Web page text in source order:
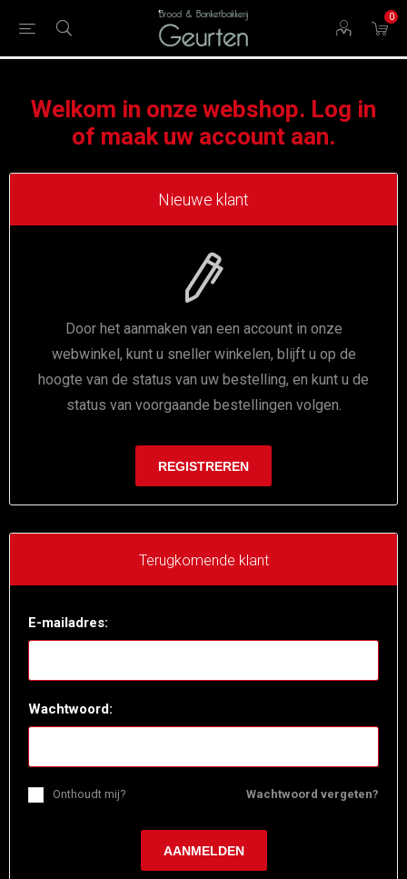
0
Welkom in onze webshop. Log in
of maak uw account aan.
Nieuwe klant
Door het aanmaken van een account in onze
webwinkel, kunt u sneller winkelen, blijft u op de
hoogte van de status van uw bestelling, en kunt u de
status van voorgaande bestellingen volgen.
Terugkomende klant
E-mailadres:
Wachtwoord:
Wachtwoord vergeten?
Onthoudt mij?